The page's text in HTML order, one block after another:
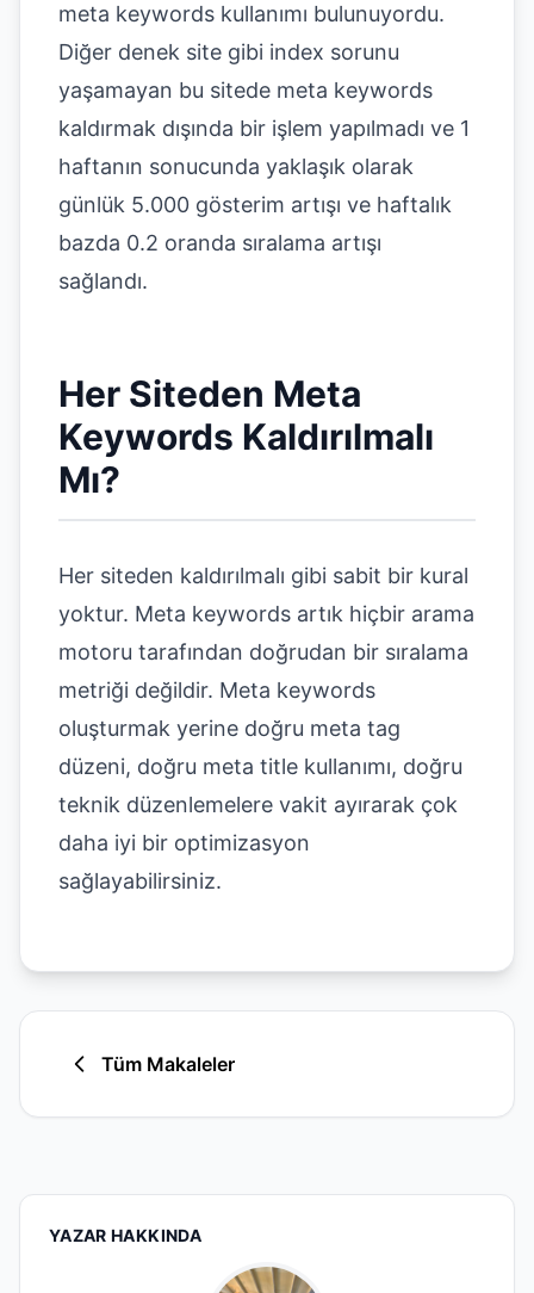
YAZAR HAKKINDA
meta keywords kullanımı bulunuyordu.
Diğer denek site gibi index sorunu
yaşamayan bu sitede meta keywords
kaldırmak dışında bir işlem yapılmadı ve 1
haftanın sonucunda yaklaşık olarak
günlük 5.000 gösterim artışı ve haftalık
bazda 0.2 oranda sıralama artışı
sağlandı.
Her Siteden Meta
Keywords Kaldırılmalı
Mı?
Her siteden kaldırılmalı gibi sabit bir kural
yoktur. Meta keywords artık hiçbir arama
motoru tarafından doğrudan bir sıralama
metriği değildir. Meta keywords
oluşturmak yerine doğru meta tag
düzeni, doğru meta title kullanımı, doğru
teknik düzenlemelere vakit ayırarak çok
daha iyi bir optimizasyon
sağlayabilirsiniz.
Tüm Makaleler